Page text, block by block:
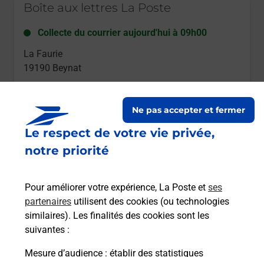
Le respect de votre vie privée,
notre priorité
Pour améliorer votre expérience, La Poste et ses
partenaires utilisent des cookies (ou technologies
similaires). Les finalités des cookies sont les
suivantes :
Mesure d’audience : établir des statistiques
Ne pas accepter et fermer
Boîte aux lettres La Poste
Collecte du courrier aujourd'hui à 09h00
La Faurie
19190 Beynat
Boîte aux lettres La Poste
Lotissement Espagnagol
19190 Beynat
Le lien s'ouvre dans un nouvel onglet